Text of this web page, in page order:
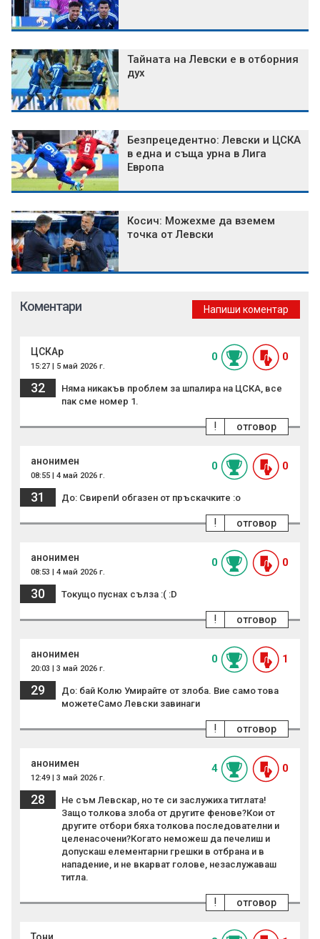
Тайната на Левски е в отборния
дух
Безпрецедентно: Левски и ЦСКА
в една и съща урна в Лига
Европа
Косич: Можехме да вземем
точка от Левски
Коментари Напиши коментар
ЦСКАр
15:27 | 5 май 2026 г.
0 0
32
Няма никакъв проблем за шпалира на ЦСКА, все
пак сме номер 1.
отговор
!
анонимен
08:55 | 4 май 2026 г.
0 0
31 До: СвирепИ обгазен от пръскачките :о
отговор
!
анонимен
08:53 | 4 май 2026 г.
0 0
30 Токущо пуснах сълза :( :D
отговор
!
анонимен
20:03 | 3 май 2026 г.
0 1
29
До: бай Колю Умирайте от злоба. Вие само това
можетеСамо Левски завинаги
отговор
!
анонимен
12:49 | 3 май 2026 г.
4 0
28
Не съм Левскар, но те си заслужиха титлата!
Защо толкова злоба от другите фенове?Кои от
другите отбори бяха толкова последователни и
целенасочени?Когато неможеш да печелиш и
допускаш елементарни грешки в отбрана и в
нападение, и не вкарват голове, незаслужаваш
титла.
отговор
!